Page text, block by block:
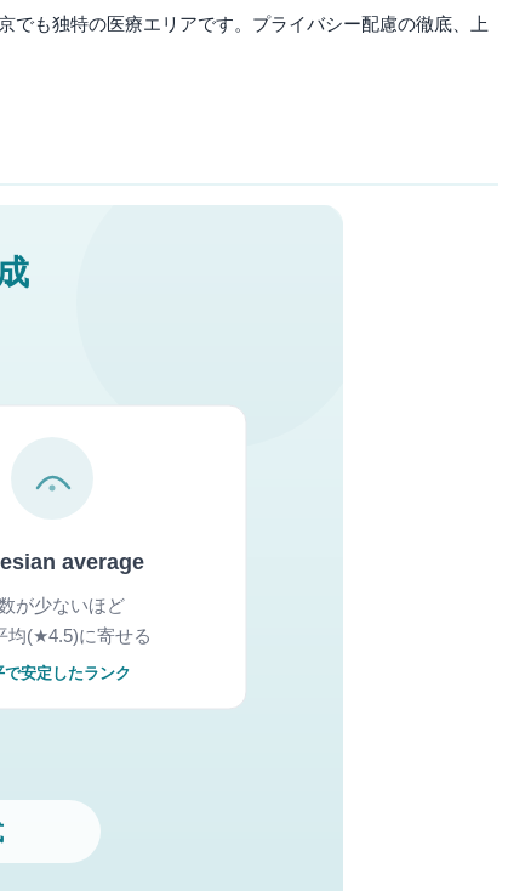
も独特の医療エリアです。プライバシー配慮の徹底、上